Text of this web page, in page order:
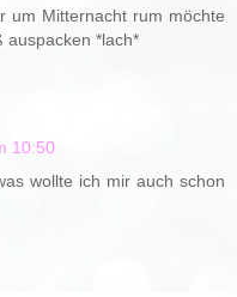
um Mitternacht rum möchte
auspacken *lach*
10:50
wollte ich mir auch schon